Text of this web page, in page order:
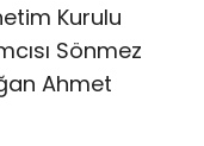
Kurulu
Sönmez
Ahmet